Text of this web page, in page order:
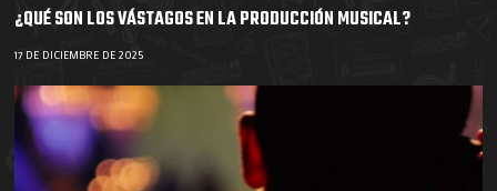
¿QUÉ SON LOS VÁSTAGOS EN LA PRODUCCIÓN MUSICAL?
17 DE DICIEMBRE DE 2025